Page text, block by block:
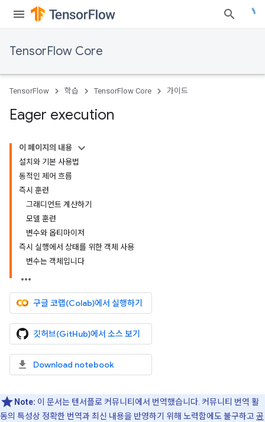
TensorFlow Core
TensorFlow 학습 TensorFlow Core 가이드
Eager execution
이 페이지의 내용
설치와 기본 사용법
동적인 제어 흐름
즉시 훈련
그래디언트 계산하기
모델 훈련
변수와 옵티마이저
즉시 실행에서 상태를 위한 객체 사용
변수는 객체입니다
구글 코랩(Colab)에서 실행하기
깃허브(GitHub)에서 소스 보기
Download notebook
Note: 이 문서는 텐서플로 커뮤니티에서 번역했습니다. 커뮤니티 번역 활
동의 특성상 정확한 번역과 최신 내용을 반영하기 위해 노력함에도 불구하고 공